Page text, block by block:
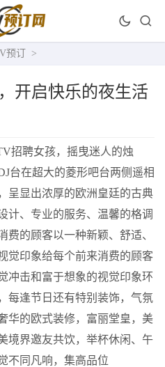
预订 >
开启快乐的夜生活
招聘女孩，摇曳迷人的烛
台在超大的菱形吧台两侧遥相
呈显出浓厚的欧洲皇廷的古典
计、专业的服务、温馨的格调
费的顾客以一种新颖、舒适、
觉印象给每个前来消费的顾客
冲击和富于想象的视觉印象环
每逢节日还有特别装饰，气氛
华的欧式装修，富丽堂皇，美
境界邀友共饮，举杯休闲、午
不同凡响，集高品位